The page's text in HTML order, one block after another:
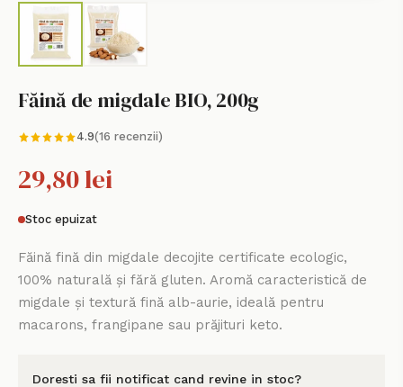
Făină de migdale BIO, 200g
4.9(16 recenzii)
29,80 lei
Stoc epuizat
Făină fină din migdale decojite certificate ecologic,
100% naturală și fără gluten. Aromă caracteristică de
migdale și textură fină alb-aurie, ideală pentru
macarons, frangipane sau prăjituri keto.
Doresti sa fii notificat cand revine in stoc?